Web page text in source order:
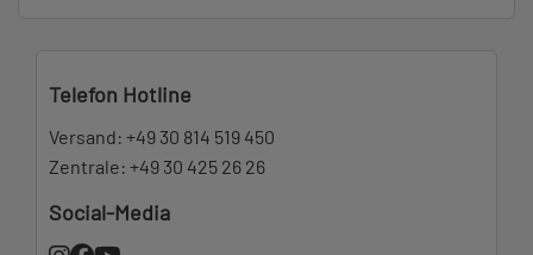
Telefon Hotline
Versand: +49 30 814 519 450
Zentrale: +49 30 425 26 26
Social-Media